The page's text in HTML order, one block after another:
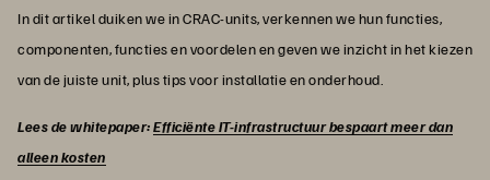
In dit artikel duiken we in CRAC-units, verkennen we hun functies,
componenten, functies en voordelen en geven we inzicht in het kiezen
van de juiste unit, plus tips voor installatie en onderhoud.
Lees de whitepaper:Efficiënte IT-infrastructuur bespaart meer dan
alleen kosten